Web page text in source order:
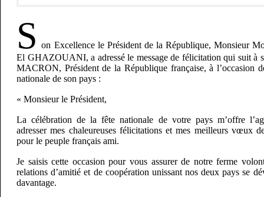
S
on Excellence le Président de la République, Monsieur
El GHAZOUANI, a adressé le message de félicitation qui suit à
MACRON, Président de la République française, à l’occasion
nationale de son pays :
« Monsieur le Président,
La célébration de la fête nationale de votre pays m’offre
adresser mes chaleureuses félicitations et mes meilleurs vœux
pour le peuple français ami.
Je saisis cette occasion pour vous assurer de notre ferme
relations d’amitié et de coopération unissant nos deux pays se
davantage.